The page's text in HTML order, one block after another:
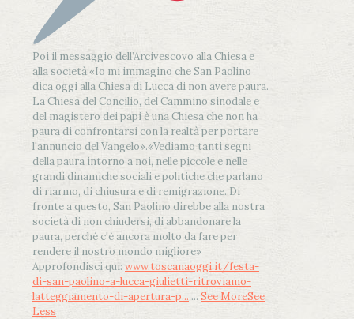
Poi il messaggio dell’Arcivescovo alla Chiesa e
alla società:«Io mi immagino che San Paolino
dica oggi alla Chiesa di Lucca di non avere paura.
La Chiesa del Concilio, del Cammino sinodale e
del magistero dei papi è una Chiesa che non ha
paura di confrontarsi con la realtà per portare
l'annuncio del Vangelo».«Vediamo tanti segni
della paura intorno a noi, nelle piccole e nelle
grandi dinamiche sociali e politiche che parlano
di riarmo, di chiusura e di remigrazione. Di
fronte a questo, San Paolino direbbe alla nostra
società di non chiudersi, di abbandonare la
paura, perché c'è ancora molto da fare per
rendere il nostro mondo migliore»
Approfondisci qui: www.toscanaoggi.it/festa-
di-san-paolino-a-lucca-giulietti-ritroviamo-
latteggiamento-di-apertura-p... ... See MoreSee
Less